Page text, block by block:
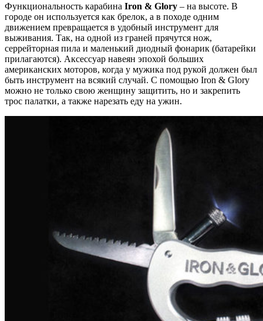
Функциональность карабина Iron & Glory – на высоте. В
городе он используется как брелок, а в походе одним
движением превращается в удобный инструмент для
выживания. Так, на одной из граней прячутся нож,
серрейторная пила и маленький диодный фонарик (батарейки
прилагаются). Аксессуар навеян эпохой больших
американских моторов, когда у мужика под рукой должен был
быть инструмент на всякий случай. С помощью Iron & Glory
можно не только свою женщину защитить, но и закрепить
трос палатки, а также нарезать еду на ужин.